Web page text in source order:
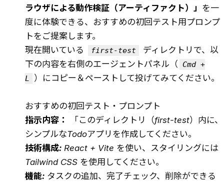
ラウザによる動作検証（アーティファクト）」 を一
度に体験できる、おすすめの初回テスト用プロンプ
トをご提案します。
現在開いている
first-test
ディレクトリで、以
下の内容を右側のエージェントパネル（
Cmd +
L
）にコピー＆ペーストして投げてみてください。
おすすめの初回テスト・プロンプト
指示内容：
「このディレクトリ（first-test）内に、
シンプルなTodoアプリを作成してください。
技術構成: React + Vite を使い、スタイリングには
Tailwind CSS を使用してください。
機能: タスクの追加、完了チェック、削除ができる